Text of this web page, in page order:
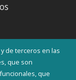
de terceros en las
que son
que